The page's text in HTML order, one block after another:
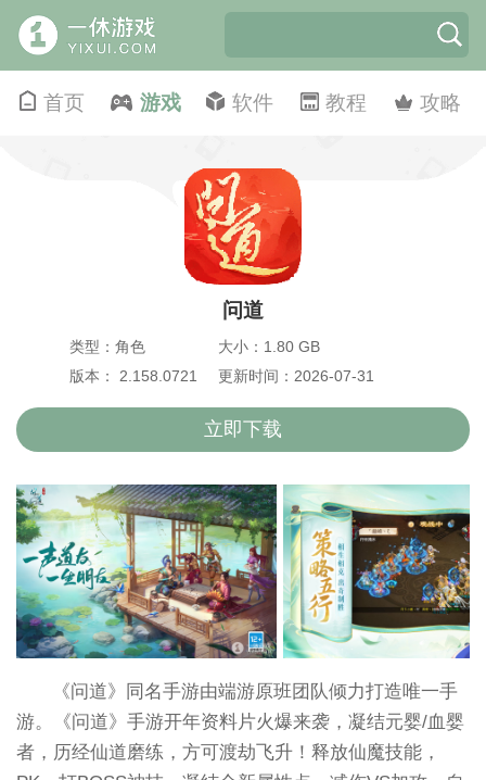
首页 游戏 软件 教程 攻略
问道
类型：角色
大小：1.80 GB
版本： 2.158.0721
更新时间：2026-07-31
立即下载
《问道》同名手游由端游原班团队倾力打造唯一手
游。《问道》手游开年资料片火爆来袭，凝结元婴/血婴
者，历经仙道磨练，方可渡劫飞升！释放仙魔技能，